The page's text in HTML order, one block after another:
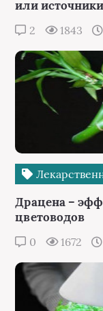
или
2 1843
Драцена –
цветоводов
0 1672